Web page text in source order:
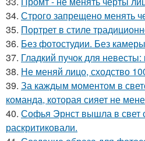
34. Строго запрещено менять
35. Портрет в стиле
36. Без фотостудии. Без
37. Гладкий пучок для
38. Не меняй лицо, сходство
39. За каждым моментом в
команда, которая сияет не
40. Софья Эрнст вышла в свет
раскритиковали.